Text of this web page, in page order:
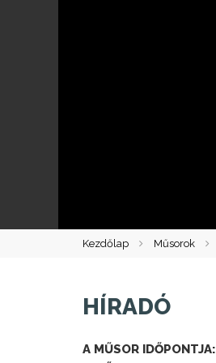
Kezdőlap Műsorok
HÍRADÓ
A MŰSOR IDŐPONTJA: